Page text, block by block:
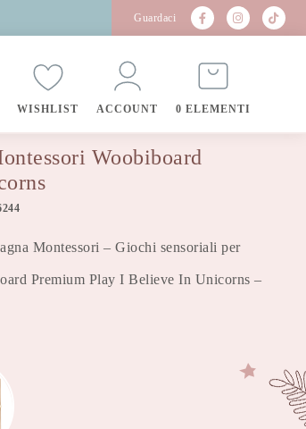
Guardaci
WISHLIST ACCOUNT 0 ELEMENTI
Woobiboard
Montessori – Giochi sensoriali per
Premium Play I Believe In Unicorns –